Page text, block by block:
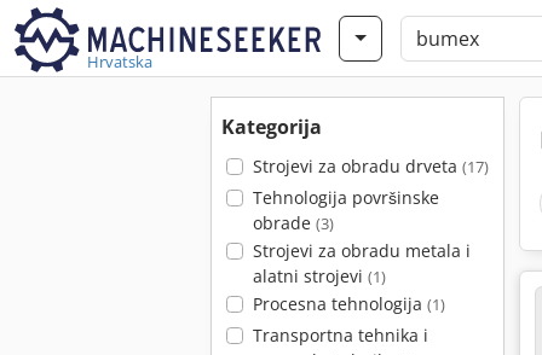
Hrvatska
Kategorija
Strojevi za obradu drveta (17)
Tehnologija površinske
obrade (3)
Strojevi za obradu metala i
alatni strojevi (1)
Procesna tehnologija (1)
Transportna tehnika i